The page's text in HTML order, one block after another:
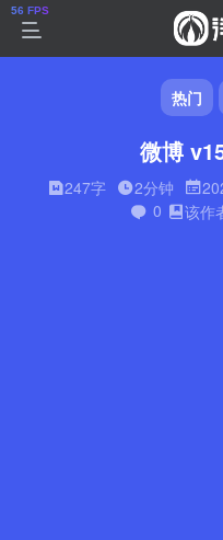
热门
微博
247字 2分钟
0
该作